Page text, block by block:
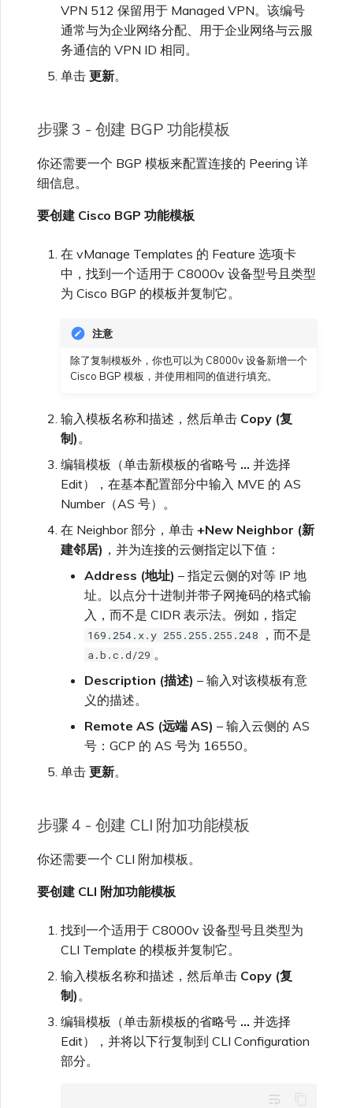
VPN 512 保留用于 Managed VPN。该编号
通常与为企业网络分配、用于企业网络与云服
务通信的 VPN ID 相同。
单击 更新。
步骤 3 - 创建 BGP 功能模板
你还需要一个 BGP 模板来配置连接的 Peering 详
细信息。
要创建 Cisco BGP 功能模板
在 vManage Templates 的 Feature 选项卡
中，找到一个适用于 C8000v 设备型号且类型
为 Cisco BGP 的模板并复制它。
注意
除了复制模板外，你也可以为 C8000v 设备新增一个
Cisco BGP 模板，并使用相同的值进行填充。
输入模板名称和描述，然后单击 Copy (复
制)。
编辑模板（单击新模板的省略号 … 并选择
Edit），在基本配置部分中输入 MVE 的 AS
Number（AS 号）。
在 Neighbor 部分，单击 +New Neighbor (新
建邻居) ，并为连接的云侧指定以下值：
Address (地址) – 指定云侧的对等 IP 地
址。以点分十进制并带子网掩码的格式输
入，而不是 CIDR 表示法。例如，指定
169.254.x.y 255.255.255.248 ，而不是
a.b.c.d/29 。
Description (描述) – 输入对该模板有意
义的描述。
Remote AS (远端 AS) – 输入云侧的 AS
号：GCP 的 AS 号为 16550。
单击 更新。
步骤 4 - 创建 CLI 附加功能模板
你还需要一个 CLI 附加模板。
要创建 CLI 附加功能模板
找到一个适用于 C8000v 设备型号且类型为
CLI Template 的模板并复制它。
输入模板名称和描述，然后单击 Copy (复
制)。
编辑模板（单击新模板的省略号 … 并选择
Edit），并将以下行复制到 CLI Configuration
部分。
wrap_text